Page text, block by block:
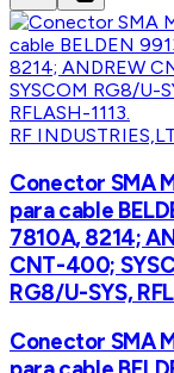
RF
Conector SMA
para cable
7810A, 8214;
CNT-400;
RG8/U-SYS,
Conector SMA